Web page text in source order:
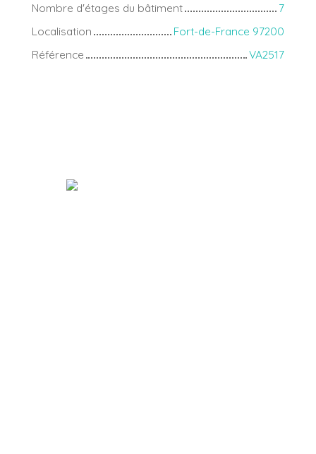
Nombre d'étages du bâtiment
7
Localisation
Fort-de-France 97200
Référence
VA2517